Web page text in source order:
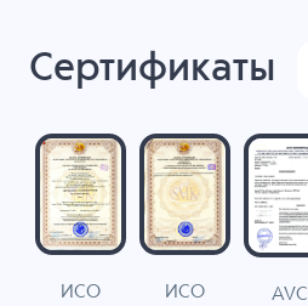
Сертификаты
ИСО
ИСО
AVC